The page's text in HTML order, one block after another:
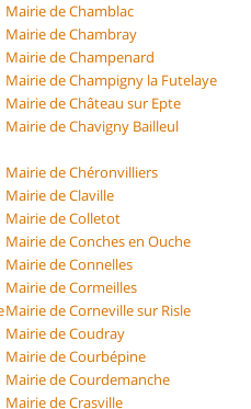
Mairie de Chamblac
Mairie de Chambray
Mairie de Champenard
Mairie de Champigny la Futelaye
Mairie de Château sur Epte
Mairie de Chavigny Bailleul
Mairie de Chéronvilliers
Mairie de Claville
Mairie de Colletot
Mairie de Conches en Ouche
Mairie de Connelles
Mairie de Cormeilles
Mairie de Corneville sur Risle
Mairie de Coudray
Mairie de Courbépine
Mairie de Courdemanche
Mairie de Crasville